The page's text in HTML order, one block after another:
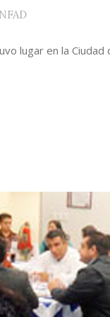
lugar en la